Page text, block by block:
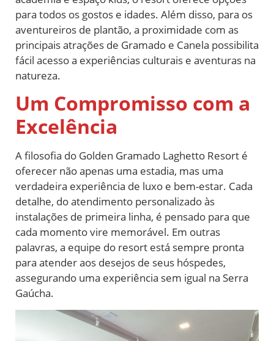
para todos os gostos e idades. Além disso, para os
aventureiros de plantão, a proximidade com as
principais atrações de Gramado e Canela possibilita
fácil acesso a experiências culturais e aventuras na
natureza.
Um Compromisso com a
Excelência
A filosofia do Golden Gramado Laghetto Resort é
oferecer não apenas uma estadia, mas uma
verdadeira experiência de luxo e bem-estar. Cada
detalhe, do atendimento personalizado às
instalações de primeira linha, é pensado para que
cada momento vire memorável. Em outras
palavras, a equipe do resort está sempre pronta
para atender aos desejos de seus hóspedes,
assegurando uma experiência sem igual na Serra
Gaúcha.